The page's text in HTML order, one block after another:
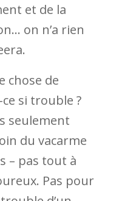
et de la
on n’a rien
chose de
si trouble ?
seulement
du vacarme
– pas tout à
Pas pour